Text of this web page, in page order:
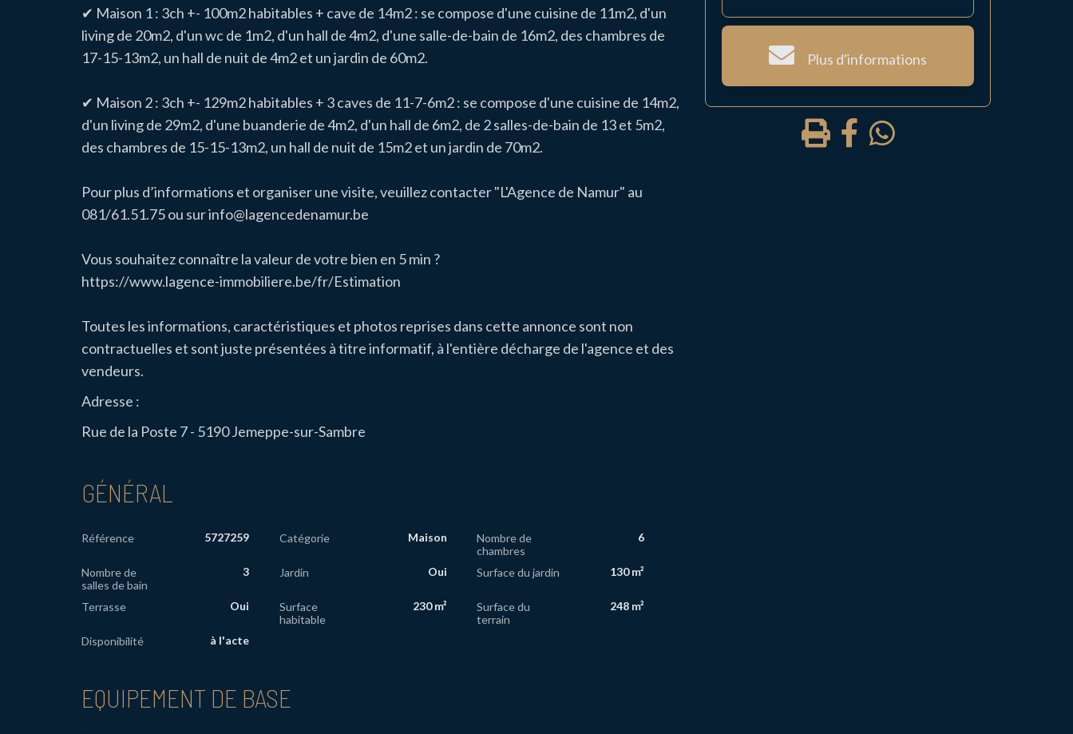
✔ Maison 1 : 3ch +- 100m2 habitables + cave de 14m2 : se compose d'une cuisine de 11m2, d'un
living de 20m2, d'un wc de 1m2, d'un hall de 4m2, d'une salle-de-bain de 16m2, des chambres de
17-15-13m2, un hall de nuit de 4m2 et un jardin de 60m2.
✔ Maison 2 : 3ch +- 129m2 habitables + 3 caves de 11-7-6m2 : se compose d'une cuisine de 14m2,
d'un living de 29m2, d'une buanderie de 4m2, d'un hall de 6m2, de 2 salles-de-bain de 13 et 5m2,
des chambres de 15-15-13m2, un hall de nuit de 15m2 et un jardin de 70m2.
Pour plus d’informations et organiser une visite, veuillez contacter "L'Agence de Namur" au
081/61.51.75 ou sur info@lagencedenamur.be
Vous souhaitez connaître la valeur de votre bien en 5 min ?
https://www.lagence-immobiliere.be/fr/Estimation
Toutes les informations, caractéristiques et photos reprises dans cette annonce sont non
contractuelles et sont juste présentées à titre informatif, à l'entière décharge de l'agence et des
vendeurs.
Adresse :
Rue de la Poste 7 - 5190 Jemeppe-sur-Sambre
GÉNÉRAL
Référence 5727259 Catégorie Maison
Nombre de
chambres
6
Nombre de
salles de bain
3 Jardin Oui Surface du jardin 130 m²
Terrasse Oui
Surface
habitable
230 m²
Surface du
terrain
248 m²
Disponibilité à l'acte
EQUIPEMENT DE BASE
Plus d'informations